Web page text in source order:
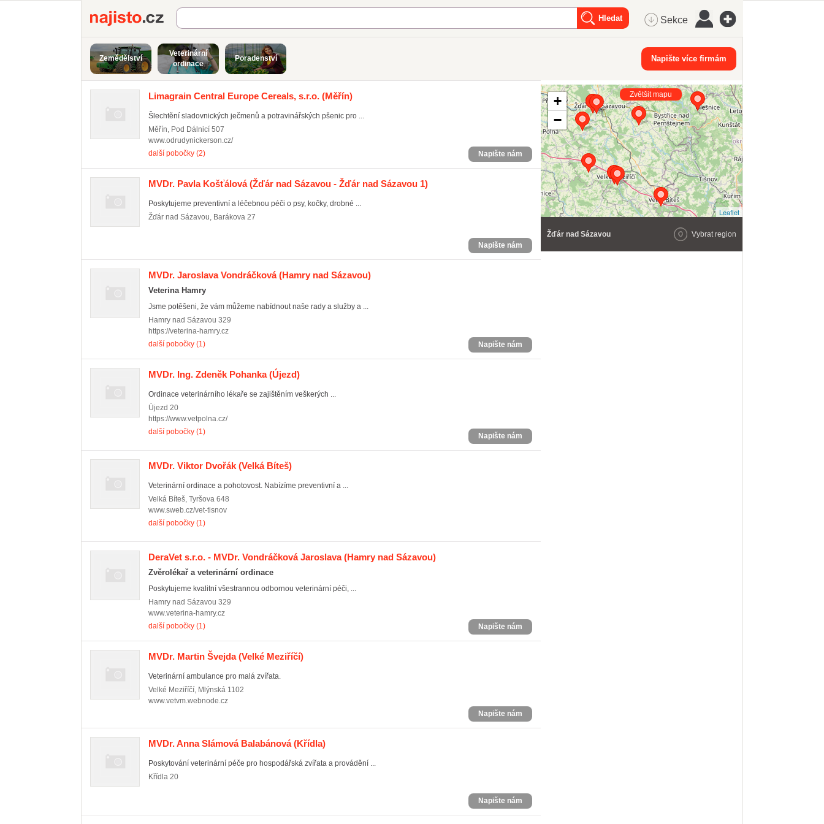
Najisto.cz Sekce
Zemědělství
Veterinární
ordinace
Poradenství Napište více firmám
Limagrain Central Europe Cereals, s.r.o. (Měřín)
Šlechtění sladovnických ječmenů a potravinářských pšenic pro ...
Měřín, Pod Dálnicí 507
www.odrudynickerson.cz/
další pobočky (2)
Napište nám
MVDr. Pavla Košťálová(Žďár nad Sázavou - Žďár nad Sázavou 1)
Poskytujeme preventivní a léčebnou péči o psy, kočky, drobné ...
Žďár nad Sázavou, Barákova 27
Napište nám
MVDr. Jaroslava Vondráčková(Hamry nad Sázavou)
Veterina Hamry
Jsme potěšeni, že vám můžeme nabídnout naše rady a služby a ...
Hamry nad Sázavou 329
https://veterina-hamry.cz
další pobočky (1)
Napište nám
MVDr. Ing. Zdeněk Pohanka(Újezd)
Ordinace veterinárního lékaře se zajištěním veškerých ...
Újezd 20
https://www.vetpolna.cz/
další pobočky (1)
Napište nám
MVDr. Viktor Dvořák (Velká Bíteš)
Veterinární ordinace a pohotovost. Nabízíme preventivní a ...
Velká Bíteš, Tyršova 648
www.sweb.cz/vet-tisnov
další pobočky (1)
DeraVet s.r.o. - MVDr. Vondráčková Jaroslava(Hamry nad Sázavou)
Zvěrolékař a veterinární ordinace
Poskytujeme kvalitní všestrannou odbornou veterinární péči, ...
Hamry nad Sázavou 329
www.veterina-hamry.cz
další pobočky (1)
Napište nám
MVDr. Martin Švejda(Velké Meziříčí)
Veterinární ambulance pro malá zvířata.
Velké Meziříčí, Mlýnská 1102
www.vetvm.webnode.cz
Napište nám
MVDr. Anna Slámová Balabánová(Křídla)
Poskytování veterinární péče pro hospodářská zvířata a provádění ...
Křídla 20
Napište nám
+
−
Leaflet
Zvětšit mapu
Žďár nad Sázavou Vybrat region